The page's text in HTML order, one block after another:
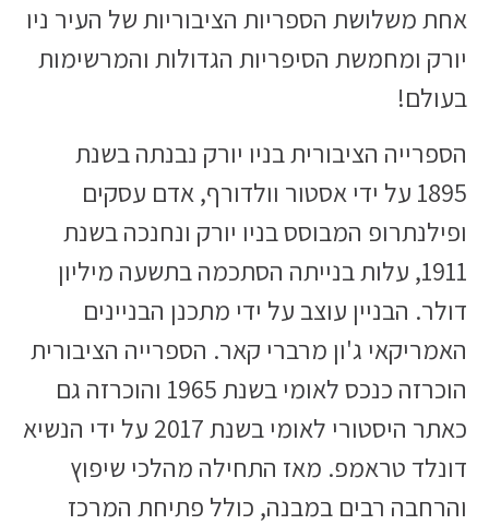
אחת משלושת הספריות הציבוריות של העיר ניו
יורק ומחמשת הסיפריות הגדולות והמרשימות
בעולם!
הספרייה הציבורית בניו יורק נבנתה בשנת
1895 על ידי אסטור וולדורף, אדם עסקים
ופילנתרופ המבוסס בניו יורק ונחנכה בשנת
1911, עלות בנייתה הסתכמה בתשעה מיליון
דולר. הבניין עוצב על ידי מתכנן הבניינים
האמריקאי ג'ון מרברי קאר. הספרייה הציבורית
הוכרזה כנכס לאומי בשנת 1965 והוכרזה גם
כאתר היסטורי לאומי בשנת 2017 על ידי הנשיא
דונלד טראמפ. מאז התחילה מהלכי שיפוץ
והרחבה רבים במבנה, כולל פתיחת המרכז